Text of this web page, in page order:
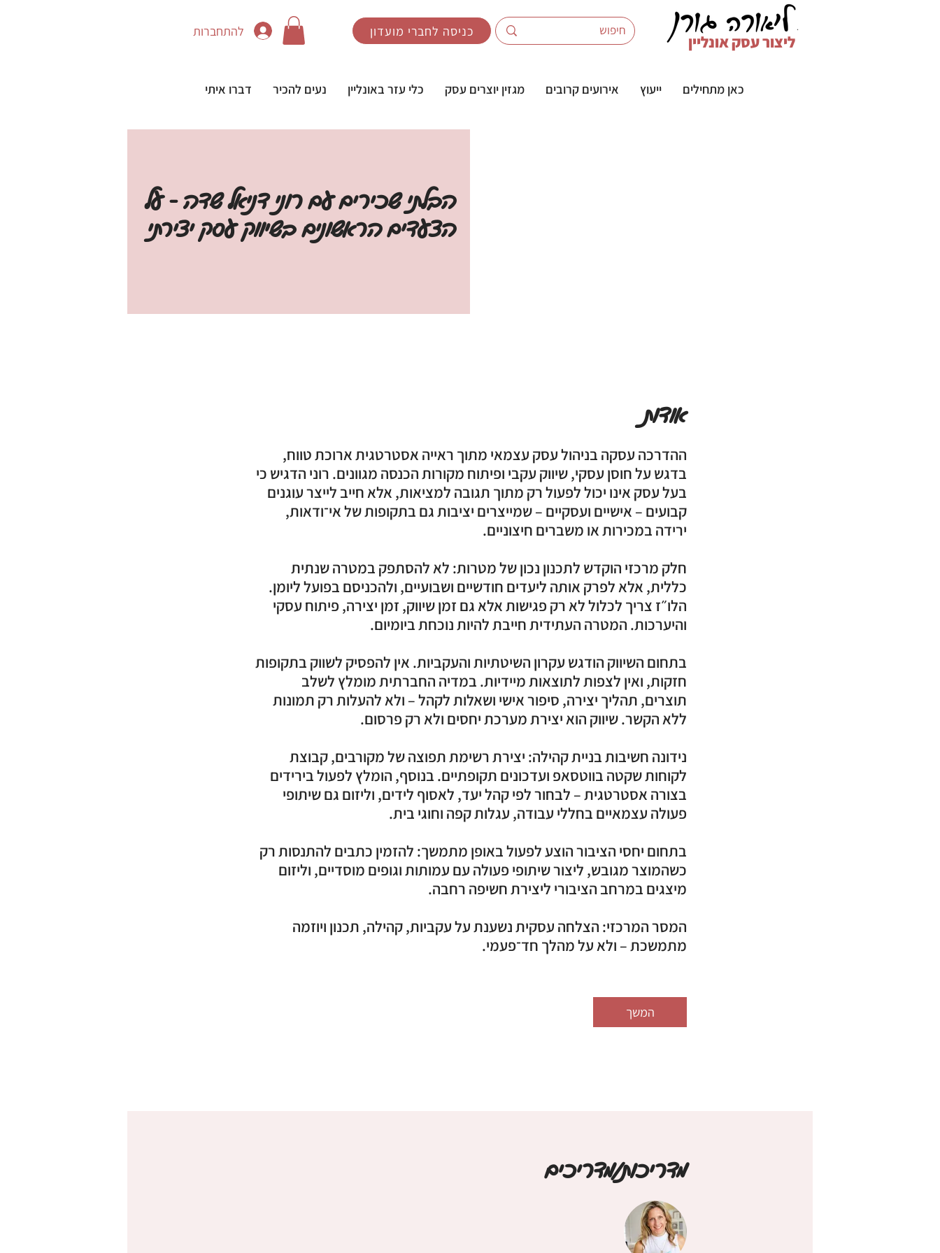
להתחברות
כאן מתחילים ייעוץ אירועים קרובים מגזין יוצרים עסק כלי עזר באונליין נעים להכיר דברו איתי
כניסה לחברי מועדון
הבלתי שכירים עם רוני דניאל שדה - על
הצעדים הראשונים בשיווק עסק יצירתי
אודות
ההדרכה עסקה בניהול עסק עצמאי מתוך ראייה אסטרטגית ארוכת טווח,
בדגש על חוסן עסקי, שיווק עקבי ופיתוח מקורות הכנסה מגוונים. רוני הדגיש כי
בעל עסק אינו יכול לפעול רק מתוך תגובה למציאות, אלא חייב לייצר עוגנים
קבועים – אישיים ועסקיים – שמייצרים יציבות גם בתקופות של אי־ודאות,
חלק מרכזי הוקדש לתכנון נכון של מטרות: לא להסתפק במטרה שנתית
כללית, אלא לפרק אותה ליעדים חודשיים ושבועיים, ולהכניסם בפועל ליומן.
הלו״ז צריך לכלול לא רק פגישות אלא גם זמן שיווק, זמן יצירה, פיתוח עסקי
בתחום השיווק הודגש עקרון השיטתיות והעקביות. אין להפסיק לשווק בתקופות
חזקות, ואין לצפות לתוצאות מיידיות. במדיה החברתית מומלץ לשלב
תוצרים, תהליך יצירה, סיפור אישי ושאלות לקהל – ולא להעלות רק תמונות
נידונה חשיבות בניית קהילה: יצירת רשימת תפוצה של מקורבים, קבוצת
לקוחות שקטה בווטסאפ ועדכונים תקופתיים. בנוסף, הומלץ לפעול בירידים
בצורה אסטרטגית – לבחור לפי קהל יעד, לאסוף לידים, וליזום גם שיתופי
בתחום יחסי הציבור הוצע לפעול באופן מתמשך: להזמין כתבים להתנסות רק
כשהמוצר מגובש, ליצור שיתופי פעולה עם עמותות וגופים מוסדיים, וליזום
המסר המרכזי: הצלחה עסקית נשענת על עקביות, קהילה, תכנון ויוזמה
מתמשכת – ולא על מהלך חד־פעמי.
המשך
מדריכות/מדריכים